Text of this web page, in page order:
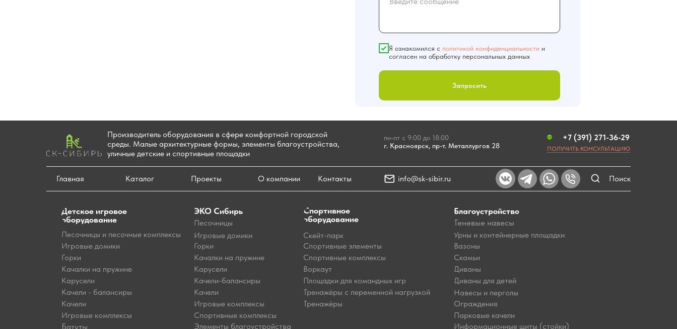
Я ознакомился с политикой конфиденциальности и
согласен на обработку персональных данных
Запросить
info@sk-sibir.ru
+7 (391) 271-36-29
ПОЛУЧИТЬ КОНСУЛЬТАЦИЮ
Производитель оборудования в сфере комфортной городской
среды. Малые архитектурные формы, элементы благоустройства,
уличные детские и спортивные площадки
Главная Поиск
пн-пт с 9:00 до 18:00
г. Красноярск, пр-т. Металлургов 28
Каталог
Вазоны
Диваны
Диваны для детей
Песочницы и песочные комплексы
Информационные щиты (стойки)
Ограждения
Качели - балансиры
Парковые качели
Качели
Качалки на пружине Карусели
Скамьи
Игровые комплексы
Навесы и перголы
Игровые домики
Горки
Урны и контейнерные площадки
Воркаут
Площадки для командных игр
Скейт-парк
Спортивные элементы
Спортивные комплексы
Тренажёры
Тренажёры с переменной нагрузкой
Горки
Игровые домики
Игровые комплексы
Карусели
Качалки на пружине
Качели
Качели-балансиры
Песочницы
Спортивные комплексы
Элементы благоустройства
Благоустройство
Детское игровое
оборудование
ЭКО Сибирь
Спортивное
оборудование
Батуты
Теневые навесы
О компании Контакты
Проекты